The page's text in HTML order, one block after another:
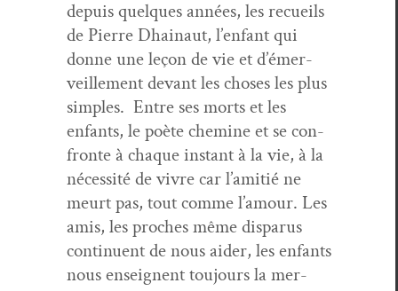
depuis quelques années, les recueils
de Pierre Dhain­aut, l’en­fant qui
donne une leçon de vie et d’émer­
veille­ment devant les choses les plus
sim­ples. Entre ses morts et les
enfants, le poète chem­ine et se con­
fronte à chaque instant à la vie, à la
néces­sité de vivre car l’ami­tié ne
meurt pas, tout comme l’amour. Les
amis, les proches même dis­parus
con­tin­u­ent de nous aider, les enfants
nous enseignent tou­jours la mer­